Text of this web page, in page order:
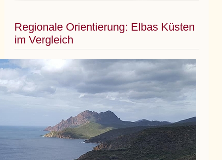
Regionale Orientierung: Elbas Küsten
im Vergleich